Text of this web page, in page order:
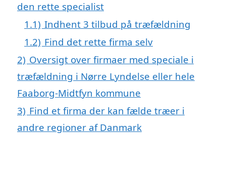
den rette specialist
1.1) Indhent 3 tilbud på træfældning
1.2) Find det rette firma selv
2) Oversigt over firmaer med speciale i
træfældning i Nørre Lyndelse eller hele
Faaborg-Midtfyn kommune
3) Find et firma der kan fælde træer i
andre regioner af Danmark